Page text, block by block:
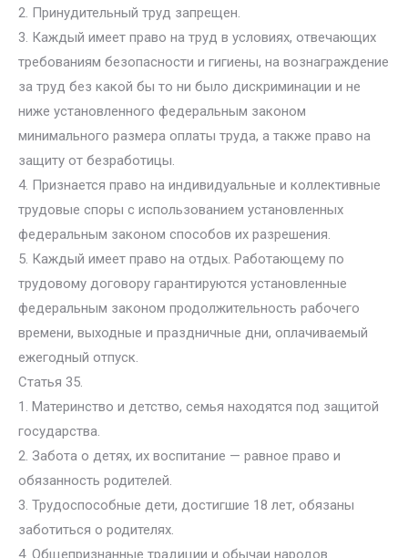
2. Принудительный труд запрещен.
3. Каждый имеет право на труд в условиях, отвечающих
требованиям безопасности и гигиены, на вознаграждение
за труд без какой бы то ни было дискриминации и не
ниже установленного федеральным законом
минимального размера оплаты труда, а также право на
защиту от безработицы.
4. Признается право на индивидуальные и коллективные
трудовые споры с использованием установленных
федеральным законом способов их разрешения.
5. Каждый имеет право на отдых. Работающему по
трудовому договору гарантируются установленные
федеральным законом продолжительность рабочего
времени, выходные и праздничные дни, оплачиваемый
ежегодный отпуск.
Статья 35.
1. Материнство и детство, семья находятся под защитой
государства.
2. Забота о детях, их воспитание — равное право и
обязанность родителей.
3. Трудоспособные дети, достигшие 18 лет, обязаны
заботиться о родителях.
4. Общепризнанные традиции и обычаи народов